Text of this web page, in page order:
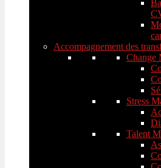
Accompagnement des
Change
Stress
Talent